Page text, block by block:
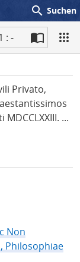
search Suchen
1 : -
Privato,
...
Non
Philosophiae